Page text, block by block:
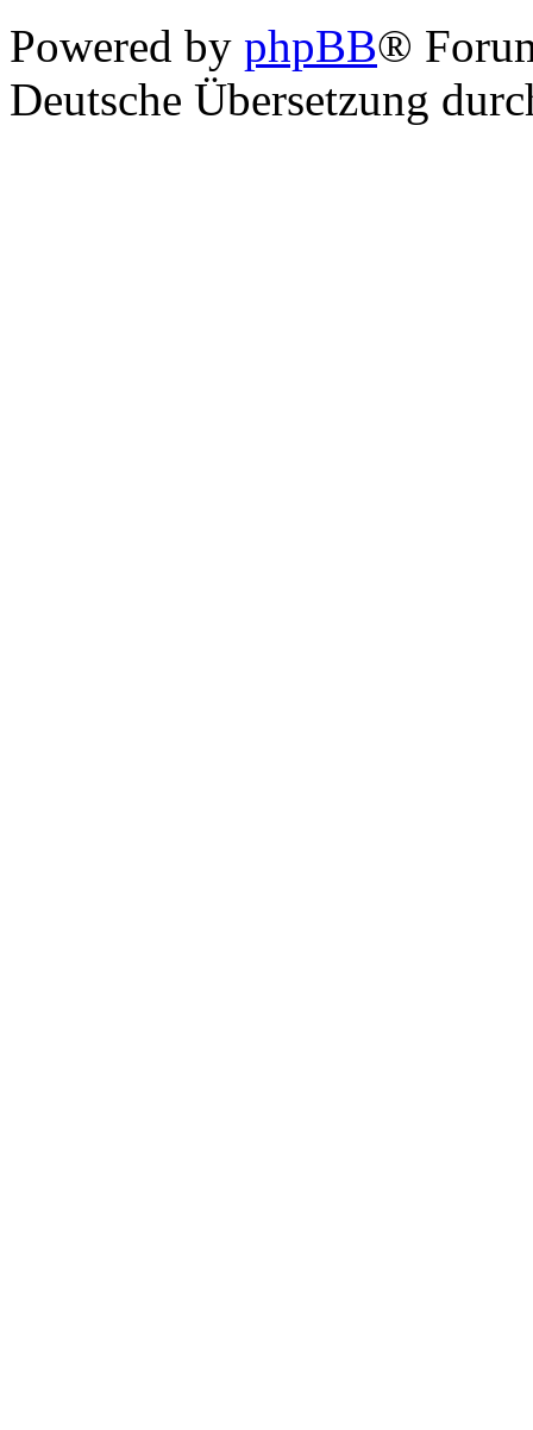
Powered by phpBB®
Deutsche Übersetzung